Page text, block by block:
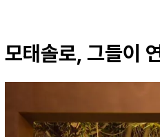
모태솔로, 그들이